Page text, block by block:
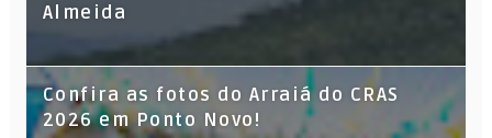
Almeida
Confira as fotos do Arraiá do CRAS
2026 em Ponto Novo!